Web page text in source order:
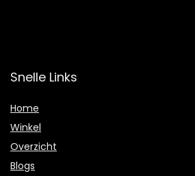
Snelle Links
Home
Winkel
Overzicht
Blogs